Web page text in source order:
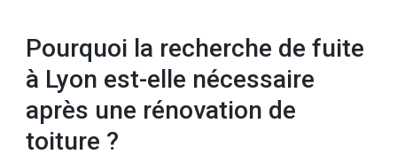
Pourquoi la recherche de fuite
à Lyon est-elle nécessaire
après une rénovation de
toiture ?